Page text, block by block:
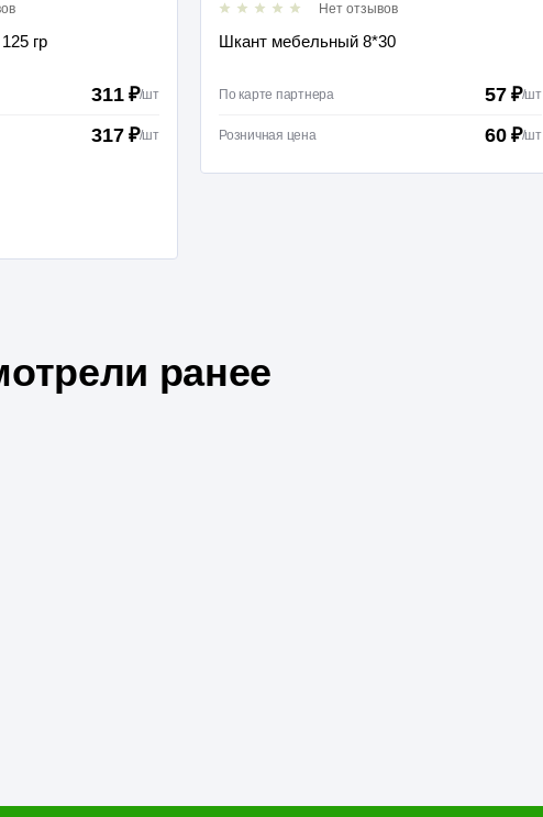
гр
311 ₽/шт
317 ₽/шт
Нет отзывов
Шкант мебельный 8*30
По карте партнера 57 ₽/шт
Розничная цена 60 ₽/шт
ранее